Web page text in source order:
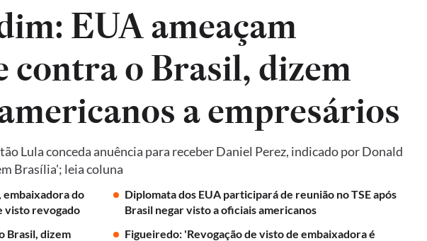
EUA ameaçam
contra o Brasil, dizem
a empresários
Lula conceda anuência para receber Daniel Perez, indicado por Donald
Brasília'; leia coluna
do
visto revogado
Diplomata dos EUA participará de reunião no TSE após
Brasil negar visto a oficiais americanos
Brasil, dizem
Figueiredo: 'Revogação de visto de embaixadora é